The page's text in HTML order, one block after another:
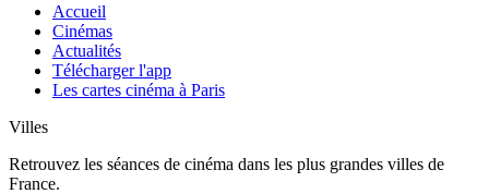
Accueil
Cinémas
Actualités
Télécharger l'app
Les cartes cinéma à Paris
Villes
Retrouvez les séances de cinéma dans les plus grandes villes de
France.